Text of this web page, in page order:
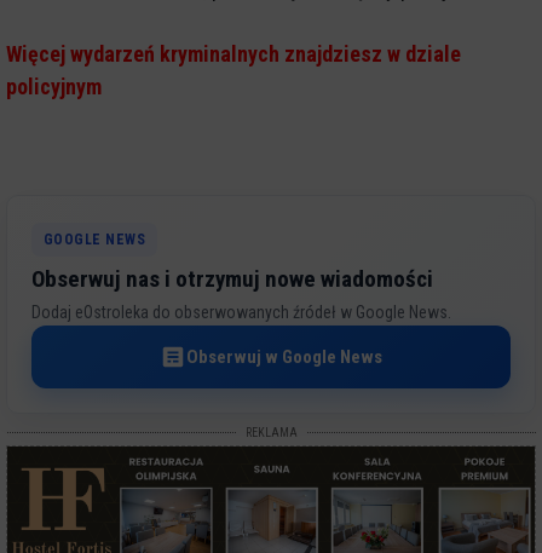
Więcej wydarzeń kryminalnych znajdziesz w dziale
policyjnym
GOOGLE NEWS
Obserwuj nas i otrzymuj nowe wiadomości
Dodaj eOstroleka do obserwowanych źródeł w Google News.
Obserwuj w Google News
REKLAMA